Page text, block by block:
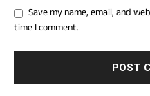
Save my name, email, and
time I comment.